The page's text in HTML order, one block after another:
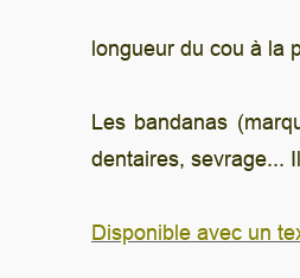
pointe : 17 cm - tour de cou
anglaise de qualité)
Ils protègent à 100% les
personnalisé en flockage